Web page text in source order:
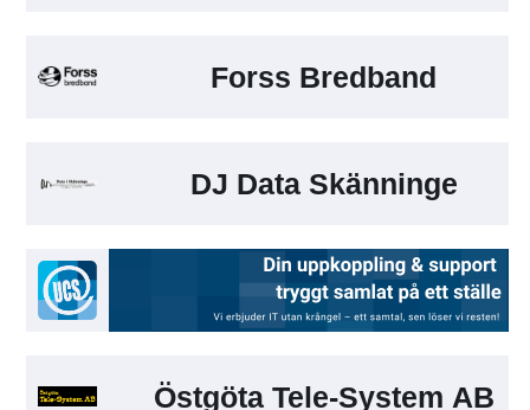
Forss Bredband
DJ Data Skänninge
Östgöta Tele-System AB